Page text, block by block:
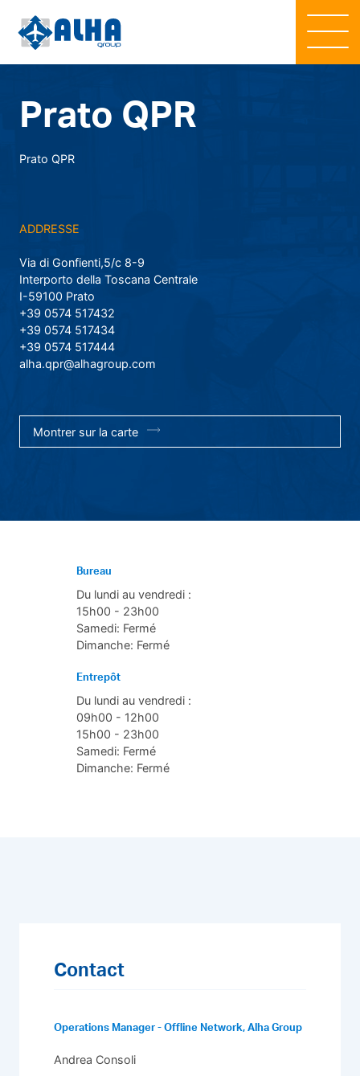
Prato QPR
Prato QPR
ADDRESSE
Via di Gonfienti,5/c 8-9
Interporto della Toscana Centrale
I-59100 Prato
+39 0574 517432
+39 0574 517434
+39 0574 517444
alha.qpr@alhagroup.com
Montrer sur la carte
Bureau
Du lundi au vendredi :
15h00 - 23h00
Samedi: Fermé
Dimanche: Fermé
Entrepôt
Du lundi au vendredi :
09h00 - 12h00
15h00 - 23h00
Samedi: Fermé
Dimanche: Fermé
Contact
Operations Manager - Offline Network, Alha Group
Andrea Consoli